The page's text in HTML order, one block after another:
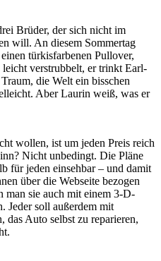
Brüder, der sich nicht im
will. An diesem Sommertag
türkisfarbenen Pullover,
verstrubbelt, er trinkt Earl-
die Welt ein bisschen
Aber Laurin weiß, was er
wollen, ist um jeden Preis reich
Nicht unbedingt. Die Pläne
für jeden einsehbar – und damit
über die Webseite bezogen
man sie auch mit einem 3-D-
Jeder soll außerdem mit
das Auto selbst zu reparieren,